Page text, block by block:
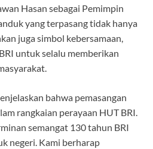
Hasan sebagai Pemimpin
yang terpasang tidak hanya
juga simbol kebersamaan,
untuk selalu memberikan
bahwa pemasangan
rangkaian perayaan HUT BRI.
semangat 130 tahun BRI
negeri. Kami berharap